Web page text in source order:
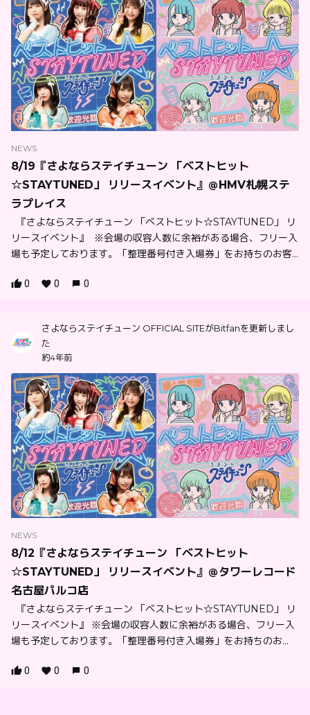
NEWS
8/19『さよならステイチューン 「ベストヒット
☆STAYTUNED」 リリースイベント』＠HMV札幌ステ
ラプレイス
『さよならステイチューン 「ベストヒット☆STAYTUNED」 リ
リースイベント』 ※会場の収容人数に余裕がある場合、フリー入
場も予定しております。「整理番号付き入場券」をお持ちのお客...
0 0 0
さよならステイチューン OFFICIAL SITEがBitfanを更新しまし
た
約4年前
NEWS
8/12『さよならステイチューン 「ベストヒット
☆STAYTUNED」 リリースイベント』＠タワーレコード
名古屋パルコ店
『さよならステイチューン 「ベストヒット☆STAYTUNED」 リ
リースイベント』 ※会場の収容人数に余裕がある場合、フリー入
場も予定しております。「整理番号付き入場券」をお持ちのお...
0 0 0